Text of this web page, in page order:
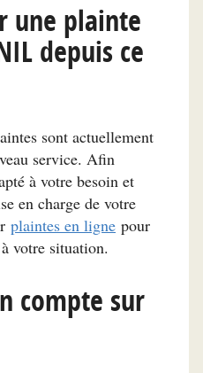
une plainte
depuis ce
sont actuellement
service. Afin
à votre besoin et
en charge de votre
plaintes en ligne pour
votre situation.
compte sur